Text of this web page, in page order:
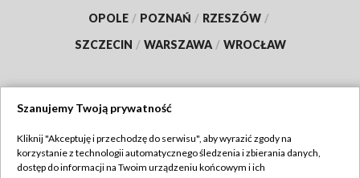
OPOLE / POZNAŃ / RZESZÓW /
SZCZECIN / WARSZAWA / WROCŁAW
TVP
Szanujemy Twoją prywatność
Kliknij "Akceptuję i przechodzę do serwisu", aby wyrazić zgody na
korzystanie z technologii automatycznego śledzenia i zbierania danych,
dostęp do informacji na Twoim urządzeniu końcowym i ich